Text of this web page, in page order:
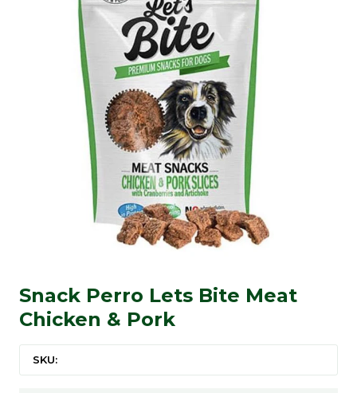
Snack Perro Lets Bite Meat
Chicken & Pork
SKU: